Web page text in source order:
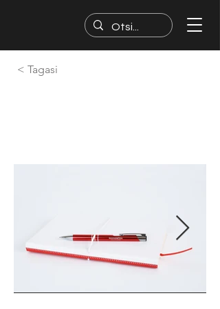
< Tagasi